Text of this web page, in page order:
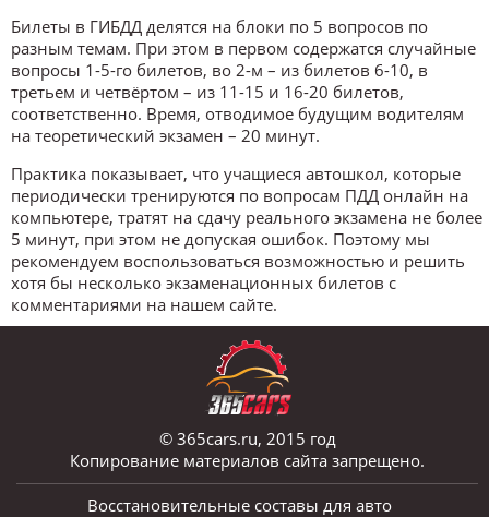
Билеты в ГИБДД делятся на блоки по 5 вопросов по
разным темам. При этом в первом содержатся случайные
вопросы 1-5-го билетов, во 2-м – из билетов 6-10, в
третьем и четвёртом – из 11-15 и 16-20 билетов,
соответственно. Время, отводимое будущим водителям
на теоретический экзамен – 20 минут.
Практика показывает, что учащиеся автошкол, которые
периодически тренируются по вопросам ПДД онлайн на
компьютере, тратят на сдачу реального экзамена не более
5 минут, при этом не допуская ошибок. Поэтому мы
рекомендуем воспользоваться возможностью и решить
хотя бы несколько экзаменационных билетов с
комментариями на нашем сайте.
© 365cars.ru, 2015 год
Копирование материалов сайта запрещено.
Восстановительные составы для авто